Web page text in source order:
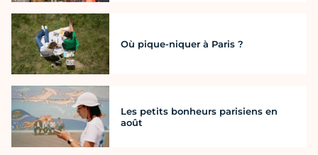
Où pique-niquer à Paris ?
Les petits bonheurs parisiens en
août